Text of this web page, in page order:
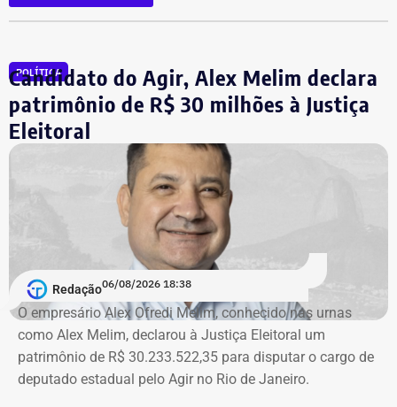
imediata execução da sentença. Além da comunicação à
Justiça Eleitoral, o órgão pede a inclusão do nome de
Garotinho no Cadastro Nacional de Condenados por Ato
de Improbidade Administrativa.
Garotinho também foi multado
O órgão também requer que o ex-governador seja
intimado a quitar os valores da condenação. Segundo os
cálculos atualizados apresentados à Justiça, o
ressarcimento ao erário, originalmente fixado em R$
234,4 milhões, chega hoje a R$ 2,55 bilhões. O MP ainda
cobra R$ 778,9 mil de multa civil e R$ 11,9 milhões por
danos morais coletivos.
POLÍTICA
Candidato do Agir, Alex Melim declara
patrimônio de R$ 30 milhões à Justiça
Eleitoral
Redação06/08/2026 18:38
O empresário Alex Ofredi Melim, conhecido nas urnas
como Alex Melim, declarou à Justiça Eleitoral um
patrimônio de R$ 30.233.522,35 para disputar o cargo de
deputado estadual pelo Agir no Rio de Janeiro.